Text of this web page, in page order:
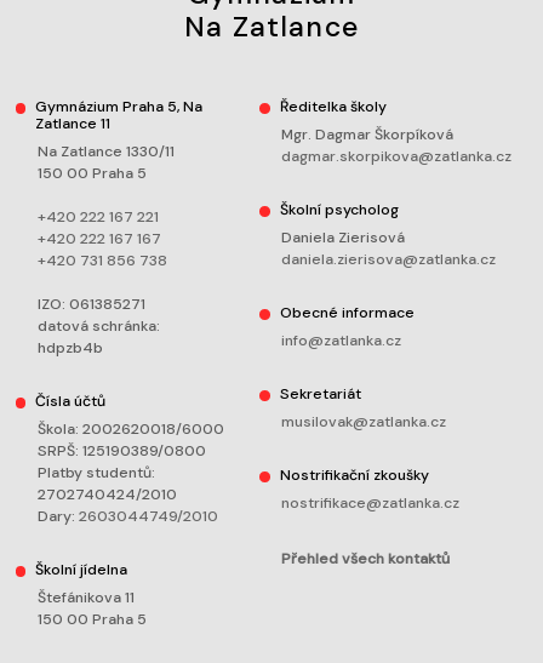
Na Zatlance
Gymnázium Praha 5, Na
Zatlance 11
Na Zatlance 1330/11
150 00 Praha 5
+420 222 167 221
+420 222 167 167
+420 731 856 738
IZO: 061385271
datová schránka:
hdpzb4b
Čísla účtů
Škola: 2002620018/6000
SRPŠ: 125190389/0800
Platby studentů:
2702740424/2010
Dary: 2603044749/2010
Školní jídelna
Štefánikova 11
150 00 Praha 5
Ředitelka školy
Mgr. Dagmar Škorpíková
dagmar.skorpikova@zatlanka.cz
Školní psycholog
Daniela Zierisová
daniela.zierisova@zatlanka.cz
Obecné informace
info@zatlanka.cz
Sekretariát
musilovak@zatlanka.cz
Nostrifikační zkoušky
nostrifikace@zatlanka.cz
Přehled všech kontaktů